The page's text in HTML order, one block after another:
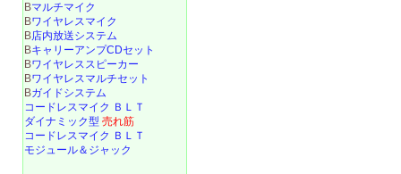
Bマルチマイク
Bワイヤレスマイク
B店内放送システム
BキャリーアンプCDセット
Bワイヤレススピーカー
Bワイヤレスマルチセット
Bガイドシステム
コードレスマイク ＢＬＴ
ダイナミック型 売れ筋
コードレスマイク ＢＬＴ
モジュール＆ジャック